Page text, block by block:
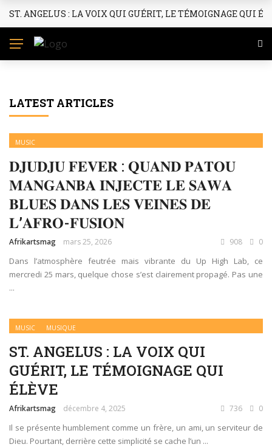
L’ACTU EN VIBES AFRICAINES
ST. ANGELUS : LA VOIX QUI GUÉRIT, LE TÉMOIGNAGE QUI
LATEST ARTICLES
MUSIC
𝐃𝐉𝐔𝐃𝐉𝐔 𝐅𝐄𝐕𝐄𝐑 : 𝐐𝐔𝐀𝐍𝐃 𝐏𝐀𝐓𝐎𝐔
𝐌𝐀𝐍𝐆𝐀𝐍𝐁𝐀 𝐈𝐍𝐉𝐄𝐂𝐓𝐄 𝐋𝐄 𝐒𝐀𝐖𝐀
𝐁𝐋𝐔𝐄𝐒 𝐃𝐀𝐍𝐒 𝐋𝐄𝐒 𝐕𝐄𝐈𝐍𝐄𝐒 𝐃𝐄
𝐋’𝐀𝐅𝐑𝐎-𝐅𝐔𝐒𝐈𝐎𝐍
Afrikartsmag mars 25, 2026 908 0
Dans l’atmosphère feutrée mais vibrante du Up High Lab, ce
mercredi 25 mars, quelque chose s’est clairement propagé. Pas une
...
MUSIC MUSIQUE
ST. ANGELUS : LA VOIX QUI
GUÉRIT, LE TÉMOIGNAGE QUI
ÉLÈVE
Afrikartsmag décembre 4, 2025 736 0
Il se présente humblement comme un frère, un ami, un serviteur de
Dieu. Pourtant, derrière cette simplicité se cache l’un ...